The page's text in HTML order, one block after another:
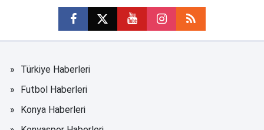
Türkiye Haberleri
Futbol Haberleri
Konya Haberleri